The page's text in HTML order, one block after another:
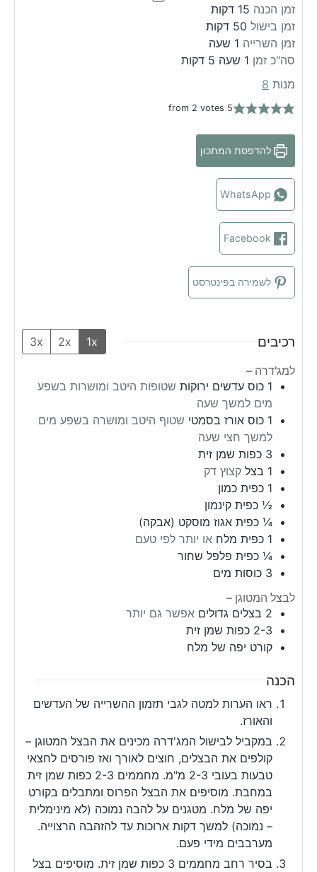
זמן הכנה 15
m
i
n
u
s
דקות
זמן בישול 50
m
n
e
דקות
זמן השרייה 1
h
o
שעה
סה"כ זמן 1
h
r
שעה 5
m
u
דקות
מנות 8
5
2 votes
להדפסת המתכון
WhatsApp
לשמירה בפינטרסט
רכיבים 1x
2x
3x
למג'דרה –
1 כוס עדשים ירוקות שטופות היטב ומושרות בשפע
מים למשך שעה
1 כוס אורז בסמטי שטוף היטב ומושרה בשפע מים
למשך חצי שעה
3 כפות שמן זית
1 בצל קצוץ דק
1 כפית כמון
½ כפית קינמון
¼ כפית אגוז מוסקט (אבקה)
1 כפית מלח או יותר לפי טעם
¼ כפית פלפל שחור
3 כוסות מים
לבצל המטוגן –
2 בצלים גדולים אפשר גם יותר
2-3 כפות שמן זית
קורט יפה של מלח
הכנה
ראו הערות למטה לגבי תזמון ההשרייה של העדשים
והאורז.
במקביל לבישול המג'דרה מכינים את הבצל המטוגן –
קולפים את הבצלים, חוצים לאורך ואז פורסים לחצאי
טבעות בעובי 2-3 מ"מ. מחממים 2-3 כפות שמן זית
במחבת. מוסיפים את הבצל הפרוס ומתבלים בקורט
יפה של מלח. מטגנים על להבה נמוכה (לא מינימלית
– נמוכה) למשך דקות ארוכות עד להזהבה הרצוייה.
מערבבים מידי פעם.
בסיר רחב מחממים 3 כפות שמן זית. מוסיפים בצל